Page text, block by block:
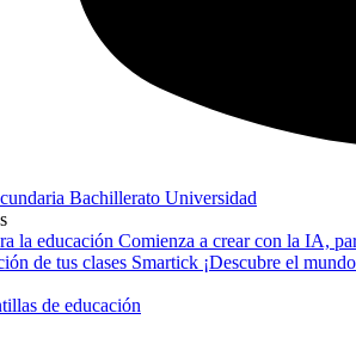
Bachillerato Universidad
la educación Comienza a crear con la IA,
de tus clases Smartick ¡Descubre el
de educación